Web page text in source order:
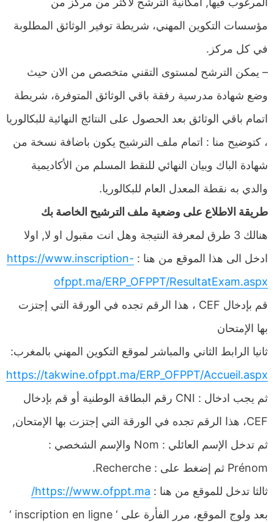
مؤسسات التكوين المهني، شريطة توفير الوثائق المطلوبة
في كل مركز.
– يمكن الترشح لمستوى التقني متخصص من الان حيث
وضع شهادة مدرسية رفقة باقي الوثائق المتوفرة، شريطة
اتمام باقي الوثائق بعد الحصول على النتائج النهائية للبكالوريا
، كتوضيح منا : اتمام ملف الترشيح يكون باضافة نسخة من
شهادة الباك وبيان النهائي للنقط المسلم من الأكاديمية
والدي به نقطة المعدل العام للبكالوريا.
طريقة الاطلاع على وضعية ملف الترشيح الخاصة بك
هنالك 3 طرق لمعرفة النتيجة وهل انت مقبول او لا, اولا
ادخل الى هذا الموقع من هنا : https://www.inscription-
ofppt.ma/ERP_OFPPT/ResultatExam.aspx
قم بإدخال CEF ، هذا الرقم تجده في الورقة التي إجتزت
بها الإمتحان
ثانيا الرابط الثاني والمباشر لموقع التكوين المهني بالمغرب:
https://takwine.ofppt.ma/ERP_OFPPT/Accueil.aspx
ثم يجب ادخال : CNI رقم البطاقة الوطنية أو قم بإدخال
CEF، هذا الرقم تجده في الورقة التي إجتزت بها الإمتحان,
ثم تدخل الإسم العائلي : Nom والإسم الشخصي :
Prénom ثم إضغط على : Recherche.
ثالثا تدخل للموقع من هنا : https://www.ofppt.ma/
بعد ولوج الموقع، مرر الفأرة على ‘ inscription en ligne ‘